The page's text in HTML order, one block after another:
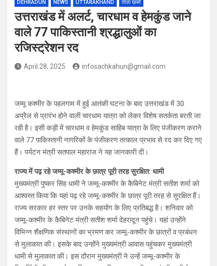
DEHRADUN NEWS UTTARAKHAND ताज़ा ख़बरें
उत्तराखंड में अलर्ट, चारधाम व हेमकुंड जाने
वाले 77 पाकिस्‍तानी श्रद्धालुओं का
रजिस्‍ट्रेशन रद
April 28, 2025 infosachkahun@gmail.com
जम्मू कश्मीर के पहलगाम में हुई आतंकी घटना के बाद उत्तराखंड में 30
अप्रैल से प्रारंभ होने वाली चारधाम यात्रा को लेकर विशेष सतर्कता बरती जा
रही है। इसी कड़ी में चारधाम व हेमकुंड साहिब यात्रा के लिए पंजीकरण कराने
वाले 77 पाकिस्तानी नागरिकों के पंजीकरण तत्काल प्रभाव से रद कर दिए गए
हैं। पर्यटन मंत्री सतपाल महाराज ने यह जानकारी दी।
राज्य में पढ़ रहे जम्मू-कश्मीर के छात्र पूरी तरह सुरक्षित: धामी
मुख्यमंत्री पुष्कर सिंह धामी ने जम्मू-कश्मीर के कैबिनेट मंत्री सतीश शर्मा को
आश्वस्त किया कि यहां पढ़ रहे जम्मू-कश्मीर के छात्र पूरी तरह से सुरक्षित हैं।
राज्य सरकार हर स्तर पर उनके सहयोग के लिए प्रतिबद्ध है। शनिवार को
जम्मू-कश्मीर के कैबिनेट मंत्री सतीश शर्मा देहरादून पहुंचे। यहां उन्होंने
विभिन्न शैक्षणिक संस्थानों का भ्रमण कर जम्मू-कश्मीर के छात्रों व प्रबंधन
से मुलाकात की। इसके बाद उन्होंने मुख्यमंत्री आवास पहुंचकर मुख्यमंत्री
धामी से मुलाकात की। इस दौरान मुख्यमंत्री ने उन्हें जम्मू-कश्मीर के